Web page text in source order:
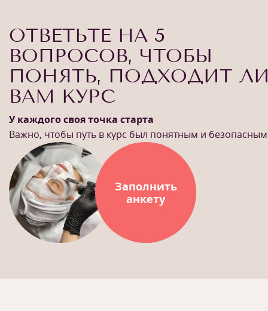
ОТВЕТЬТЕ НА 5
ВОПРОСОВ, ЧТОБЫ
ПОНЯТЬ, ПОДХОДИТ
ВАМ КУРС
У каждого своя точка старта
Важно, чтобы путь в курс был понятным и безопасным
Заполнить
анкету